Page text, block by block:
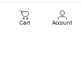
Cart Account